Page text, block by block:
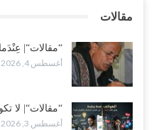
أغسطس 1, 2026
مقالات
“مقالات“|
أغسطس 4, 2026
“مقالات“| لا
أغسطس 3, 2026